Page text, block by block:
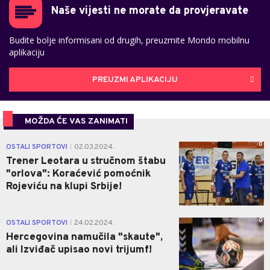
Naše vijesti ne morate da provjeravate
Budite bolje informisani od drugih, preuzmite Mondo mobilnu
aplikaciju
PREUZMI APLIKACIJU
MOŽDA ĆE VAS ZANIMATI
OSTALI SPORTOVI 02.03.2024.
Trener Leotara u stručnom štabu
"orlova": Koraćević pomoćnik
Rojeviću na klupi Srbije!
0
OSTALI SPORTOVI 24.02.2024.
Hercegovina namučila "skaute",
ali Izviđač upisao novi trijumf!
0